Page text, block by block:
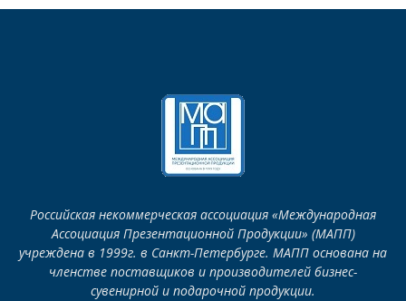
Российская некоммерческая ассоциация «Международная
Ассоциация Презентационной Продукции» (МАПП)
учреждена в 1999г. в Санкт-Петербурге. МАПП основана на
членстве поставщиков и производителей бизнес-
сувенирной и подарочной продукции.